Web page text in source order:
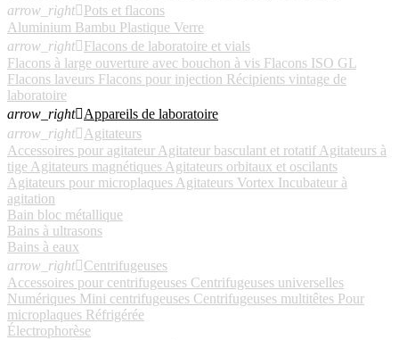
arrow_right Pots et flacons
Aluminium Bambu Plastique Verre
arrow_right Flacons de laboratoire et vials
Flacons à large ouverture avec bouchon à vis Flacons ISO GL
Flacons laveurs Flacons pour injection Récipients vintage de
laboratoire
arrow_rightAppareils de laboratoire
arrow_right Agitateurs
Accessoires pour agitateur Agitateur basculant et rotatif Agitateurs à
tige Agitateurs magnétiques Agitateurs orbitaux et oscilants
Agitateurs pour microplaques Agitateurs Vortex Incubateur à
agitation
Bain bloc métallique
Bains à ultrasons
Bains à eaux
arrow_right Centrifugeuses
Accessoires pour centrifugeuses Centrifugeuses universelles
Numériques Mini centrifugeuses Centrifugeuses multitêtes Pour
microplaques Réfrigérée
Électrophorèse